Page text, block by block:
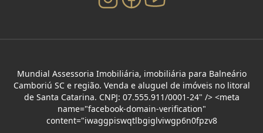
Mundial Assessoria Imobiliária, imobiliária para Balneário
Camboriú SC e região. Venda e aluguel de imóveis no litoral
de Santa Catarina. CNPJ: 07.555.911/0001-24" /> <meta
name="facebook-domain-verification"
content="iwaggpiswqtlbgiglviwgp6n0fpzv8